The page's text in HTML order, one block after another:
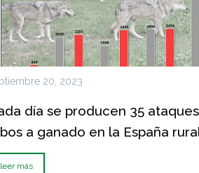
20, 2023
día se producen 35
a ganado en la España
leer más